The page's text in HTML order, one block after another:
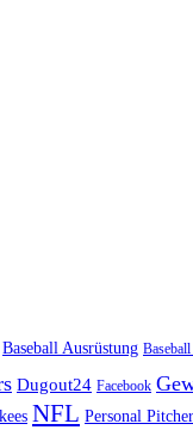
Baseball Ausrüstung
Dugout24 Facebook
NFL Personal Pitcher